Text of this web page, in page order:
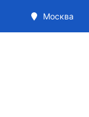
Москва